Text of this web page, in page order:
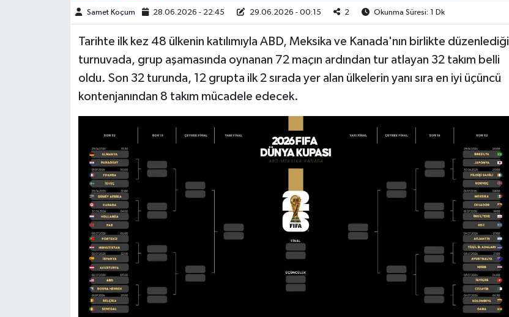
Samet Koçum 28.06.2026 - 22:45 29.06.2026 - 00:15 2 Okunma Süresi: 1 Dk
Tarihte ilk kez 48 ülkenin katılımıyla ABD, Meksika ve Kanada'nın birlikte düzenlediği
turnuvada, grup aşamasında oynanan 72 maçın ardından tur atlayan 32 takım belli
oldu. Son 32 turunda, 12 grupta ilk 2 sırada yer alan ülkelerin yanı sıra en iyi üçüncü
kontenjanından 8 takım mücadele edecek.
Teknoloji
Yeme-İçme